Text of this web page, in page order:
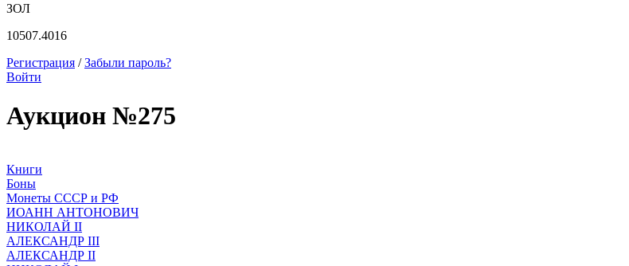
ЗОЛ
10507.4016
Регистрация / Забыли пароль?
Войти
Аукцион №275
Книги
Боны
Монеты СССР и РФ
ИОАНН АНТОНОВИЧ
НИКОЛАЙ II
АЛЕКСАНДР III
АЛЕКСАНДР II